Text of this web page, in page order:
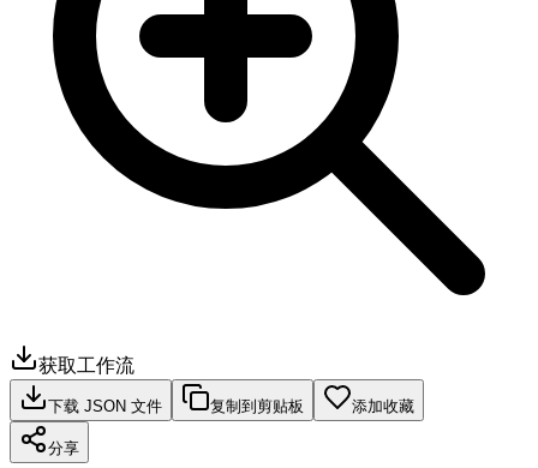
获取工作流
下载 JSON 文件 复制到剪贴板 添加收藏
分享